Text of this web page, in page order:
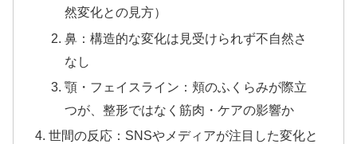
然変化との見方）
鼻：構造的な変化は見受けられず不自然さ
なし
顎・フェイスライン：頬のふくらみが際立
つが、整形ではなく筋肉・ケアの影響か
世間の反応：SNSやメディアが注目した変化と